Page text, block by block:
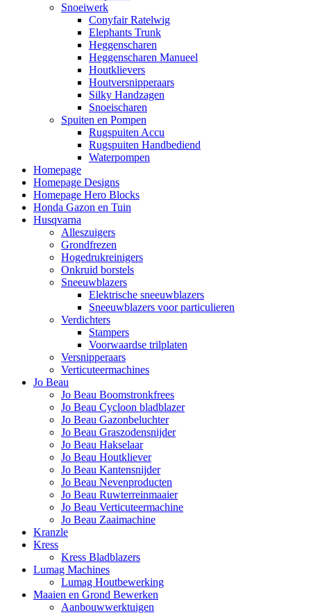
Snoeiwerk
Conyfair Ratelwig
Elephants Trunk
Heggenscharen
Heggenscharen Manueel
Houtklievers
Houtversnipperaars
Silky Handzagen
Snoeischaren
Spuiten en Pompen
Rugspuiten Accu
Rugspuiten Handbediend
Waterpompen
Homepage
Homepage Designs
Homepage Hero Blocks
Honda Gazon en Tuin
Husqvarna
Alleszuigers
Grondfrezen
Hogedrukreinigers
Onkruid borstels
Sneeuwblazers
Elektrische sneeuwblazers
Sneeuwblazers voor particulieren
Verdichters
Stampers
Voorwaardse trilplaten
Versnipperaars
Verticuteermachines
Jo Beau
Jo Beau Boomstronkfrees
Jo Beau Cycloon bladblazer
Jo Beau Gazonbeluchter
Jo Beau Graszodensnijder
Jo Beau Hakselaar
Jo Beau Houtkliever
Jo Beau Kantensnijder
Jo Beau Nevenproducten
Jo Beau Ruwterreinmaaier
Jo Beau Verticuteermachine
Jo Beau Zaaimachine
Kranzle
Kress
Kress Bladblazers
Lumag Machines
Lumag Houtbewerking
Maaien en Grond Bewerken
Aanbouwwerktuigen